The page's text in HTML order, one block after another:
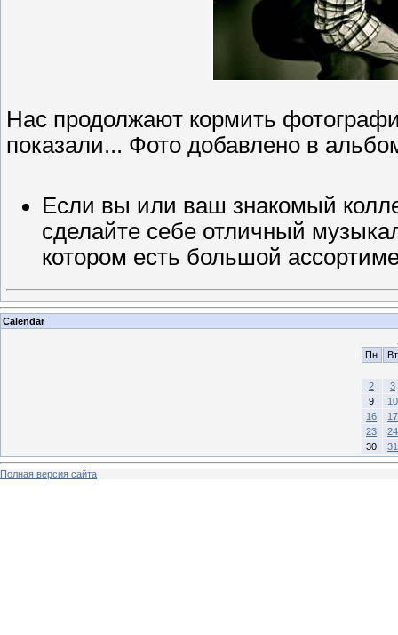
Нас продолжают кормить
показали... Фото добавлено в
Если вы или ваш знакомый
сделайте себе отличный
котором есть большой
Calendar
Пн
Вт
2
3
9
10
16
17
23
24
30
31
Полная версия сайта